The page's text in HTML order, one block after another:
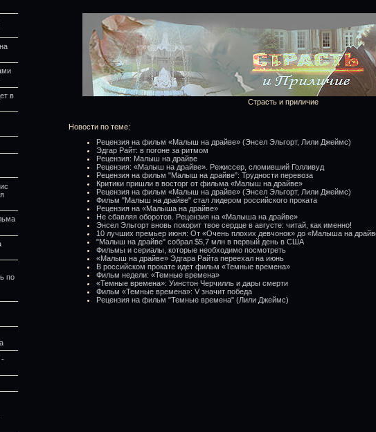
в
по
-
Страсть и приличие
Новости по теме:
Рецензия на фильм «Малыш на драйве» (Энсел Эльгорт, Лили Джеймс)
Эдгар Райт: в погоне за ритмом
Рецензия: Малыш на драйве
Рецензия: «Малыш на драйве». Режиссер, сломивший Голливуд
Рецензия на фильм "Малыш на драйве": Трудности перевоза
Критики пришли в восторг от фильма «Малыш на драйве»
Рецензия на фильм «Малыш на драйве» (Энсел Эльгорт, Лили Джеймс)
Фильм "Малыш на драйве" стал лидером российского проката
Рецензия на «Малыша на драйве»
Не сбавляя оборотов. Рецензия на «Малыша на драйве»
Энсел Эльгорт вновь покорит твое сердце в августе: читай, как именно!
10 лучших премьер июня: От «Очень плохих девчонок» до «Малыша на
"Малыш на драйве" собрал $5,7 млн в первый день в США
Фильмы и сериалы, которые необходимо посмотреть
«Малыш на драйве» Эдгара Райта переехал на июнь
В российском прокате идет фильм «Темные времена»
Фильм недели: «Темные времена»
«Темные времена»: Уинстон Черчилль и дары смерти
Фильм «Темные времена»: V значит победа
Рецензия на фильм "Темные времена" (Лили Джеймс)